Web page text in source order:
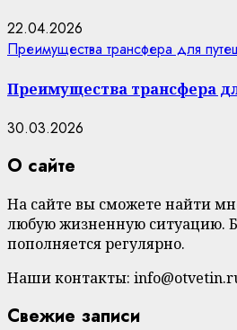
22.04.2026
Преимущества трансфера для
Преимущества трансфера
30.03.2026
О сайте
На сайте вы сможете найти
любую жизненную ситуацию.
пополняется регулярно.
Наши контакты:
Свежие записи